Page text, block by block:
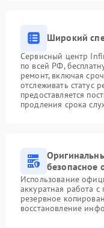
Широкий
Сервисный центр
по всей РФ,
ремонт, включая
отслеживать статус
предоставляется
продления срока
безопасное
Использование
аккуратная работа
резервное
восстановление